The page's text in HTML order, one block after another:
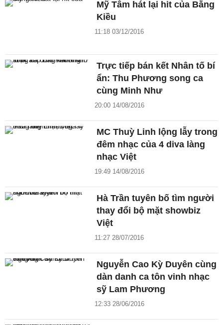
Mỹ Tâm hát lại hit của Bằng
Kiều
11:18 03/12/2016
Trực tiếp bán kết Nhân tố bí
ẩn: Thu Phương song ca
cùng Minh Như
20:00 14/08/2016
MC Thuỳ Linh lộng lẫy trong
đêm nhạc của 4 diva làng
nhạc Việt
19:49 14/08/2016
Hà Trần tuyên bố tìm người
thay đổi bộ mặt showbiz
Việt
11:27 28/07/2016
Nguyễn Cao Kỳ Duyên cùng
dàn danh ca tôn vinh nhạc
sỹ Lam Phương
12:33 28/06/2016